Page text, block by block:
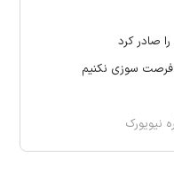
صادر کرد
سوزی نکنیم
نیویورک